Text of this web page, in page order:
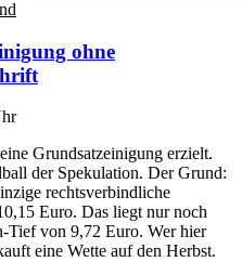
ohne
Grundsatzeinigung erzielt.
der Spekulation. Der Grund:
rechtsverbindliche
Euro. Das liegt nur noch
Tief von 9,72 Euro. Wer hier
eine Wette auf den Herbst.